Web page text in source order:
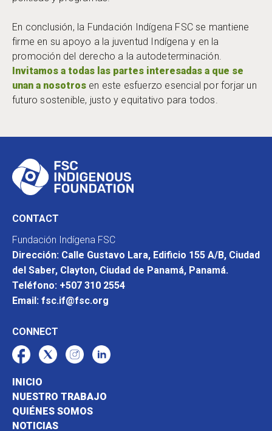
En conclusión, la Fundación Indígena FSC se mantiene
firme en su apoyo a la juventud Indígena y en la
promoción del derecho a la autodeterminación.
Invitamos a todas las partes interesadas a que se
unan a nosotros en este esfuerzo esencial por forjar un
futuro sostenible, justo y equitativo para todos.
CONTACT
Fundación Indígena FSC
Dirección: Calle Gustavo Lara, Edificio 155 A/B, Ciudad
del Saber, Clayton, Ciudad de Panamá, Panamá.
Teléfono: +507 310 2554
Email: fsc.if@fsc.org
CONNECT
INICIO
NUESTRO TRABAJO
QUIÉNES SOMOS
NOTICIAS